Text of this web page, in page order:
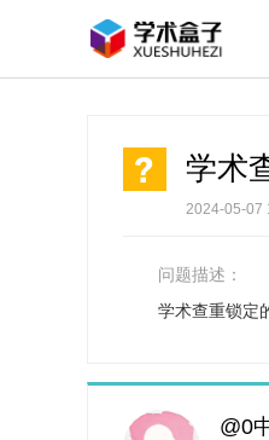
学术
2024-05-07
问题描述：
学术查重锁定
@0